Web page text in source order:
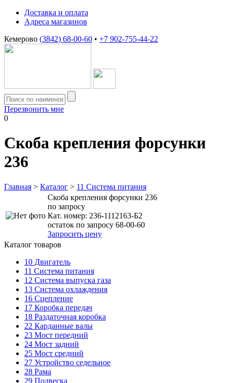
Доставка и оплата
Адреса магазинов
Кемерово (3842) 68-00-60 • +7 902-755-44-22
Перезвонить мне
0
Скоба крепления форсунки
236
Главная > Каталог > 11 Система питания
Скоба крепления форсунки 236
по запросу
Кат. номер: 236-1112163-Б2
остаток по запросу 68-00-60
Запросить цену
Каталог товаров
10 Двигатель
11 Система питания
12 Система выпуска газа
13 Система охлаждения
16 Сцепление
17 Коробка передач
18 Раздаточная коробка
22 Карданные валы
23 Мост передний
24 Мост задний
25 Мост средний
27 Устройство седельное
28 Рама
29 Подвеска